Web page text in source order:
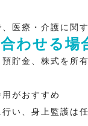
医療・介護に関
わせる場
貯金、株式を所
がおすすめ
い、身上監護は